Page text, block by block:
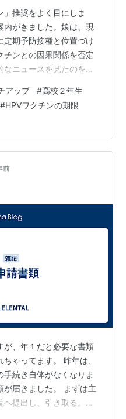
推奨をよく目にしま
がきました。娘は、現
定期予防接種と位置づけ
チンとの因果関係を否定
ニュースを見たのを覚
子高生をもつお母さん
けさせたくない」「様
のことがあったので、
うしようか？と、悩み、
。最近、高校の友達が接
認すると「期限切れ…
アップ #高校２年生
#HPVワクチンの期限
前
が、年１だと必要な書類
ゃってます。 昨年は、
手続き自体がなくなりま
が届きました。 まずは主
提出し、引き取る。